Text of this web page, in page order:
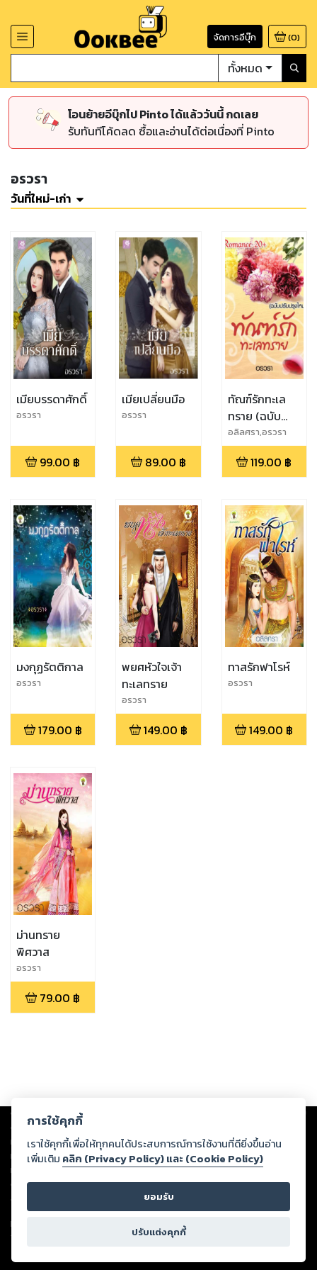
จัดการอีบุ๊ก (0)
ทั้งหมด
โอนย้ายอีบุ๊กไป Pinto ได้แล้ววันนี้ กดเลย
รับทันทีโค้ดลด ซื้อและอ่านได้ต่อเนื่องที่ Pinto
อรวรา
วันที่ใหม่-เก่า
เมียบรรดาศักดิ์
อรวรา
99.00 ฿
เมียเปลี่ยนมือ
อรวรา
89.00 ฿
ทัณฑ์รักทะเล
ทราย (ฉบับ
ปรับปรุงใหม่)
อลิลศรา,อรวรา
119.00 ฿
มงกุฏรัตติกาล
อรวรา
179.00 ฿
พยศหัวใจเจ้า
ทะเลทราย
อรวรา
149.00 ฿
ทาสรักฟาโรห์
อรวรา
149.00 ฿
ม่านทราย
พิศวาส
อรวรา
79.00 ฿
Copyright © 2026
ต่อผลงานหรือเนื้อหาใดที่อัปโหลดผ่านเว็บไซต์และปรากฏว่าละเมิดสิทธิใน
ทรัพย์สินทางปัญญาของบุคคลอื่นหรือขัดต่อกฎหมายและศีลธรรม ดังนั้น ผู้อ่าน
ทุกท่านโปรดใช้วิจารณญาณในการกลั่นกรองด้วยตนเอง และหากท่านพบว่าส่วน
หนึ่งส่วนใดขัดต่อกฎหมายและศีลธรรม กรุณาแจ้งมายังบริษัท เพื่อทีมงานจะได้
ดำเนินการในทันที ทั้งนี้ ทางสตอรี่ล็อกขอสงวนลิขสิทธิ์ตามพระราชบัญญัติ
ลิขสิทธิ์ พ.ศ. 2537 (ฉบับล่าสุด)
For support: member@ookbee.com
Version
การใช้คุกกี้
เราใช้คุกกี้เพื่อให้ทุกคนได้ประสบการณ์การใช้งานที่ดียิ่งขึ้นอ่าน
เพิ่มเติม คลิก (Privacy Policy) และ (Cookie Policy)
ยอมรับ
ปรับแต่งคุกกี้